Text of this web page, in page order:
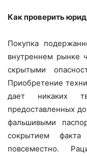
Как проверить
Покупка
внутреннем рынке
скрытыми
Приобретение
дает никаких
предоставленных
фальшивыми
сокрытием
повсеместно.